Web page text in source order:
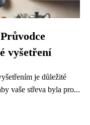
vyšetření
je důležité
vaše střeva byla pro...